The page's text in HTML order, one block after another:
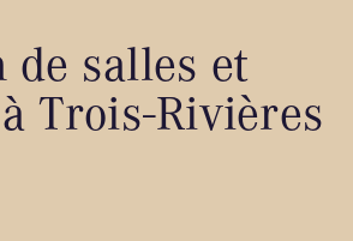
de salles et
Trois-Rivières